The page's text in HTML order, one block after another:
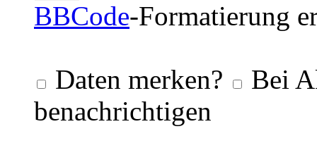
BBCode-Formatierung
Daten merken?
Bei
benachrichtigen